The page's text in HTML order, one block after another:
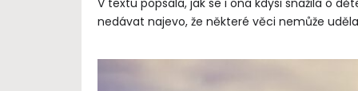
nedávat najevo, že některé věci nemůže